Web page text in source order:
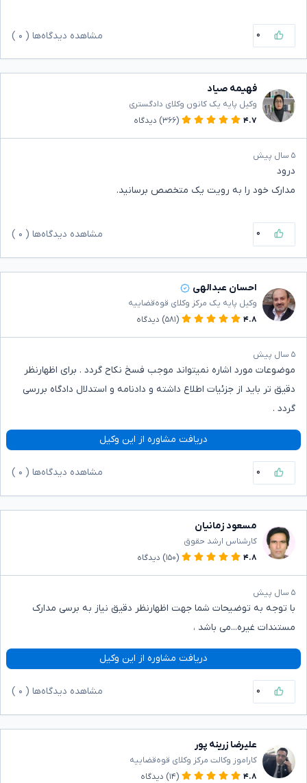
۰ مشاهده دیدگاه‌ها ( ۰
فهیمه صیاد
وکیل پایه یک کانون وکلای دادگستری
۴.۷
(۳۶۶) دیدگاه
۵ سال پیش
درود
مدارک خود را به رویت یک متخصص برسانید.
۰ مشاهده دیدگاه‌ها ( ۰
احسان عبدالهی
وکیل پایه یک مرکز وکلای قوه‌قضاییه
۴.۸
(۵۸۱) دیدگاه
۵ سال پیش
موضوعات مورد اشاره نمیتواند موجب فسخ نکاح گردد . برای اظهارنظر
دقیق تر باید از جزئیات اطلاع داشته و دادنامه و استدلال دادگاه بررسی
گردد .
دریافت مشاوره از این وکیل
۰ مشاهده دیدگاه‌ها ( ۰
مسعود زمانیان
کارشناس ارشد حقوق
۴.۸
(۱۵۰) دیدگاه
۵ سال پیش
با توجه به توضیحات شما جهت اظهارنظر دقیق نیاز به برسی مدارک
مستندات غیره...می باشد ،
دریافت مشاوره از این وکیل
۰ مشاهده دیدگاه‌ها ( ۰
علیرضا زرینه پور
کاراموز وکالت مرکز وکلای قوه‌قضاییه
۴.۸
(۱۴) دیدگاه